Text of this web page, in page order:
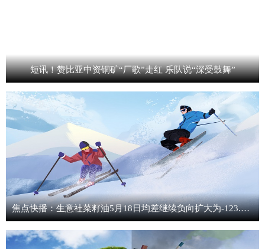
短讯！赞比亚中资铜矿“厂歌”走红 乐队说“深受鼓舞”
焦点快播：生意社菜籽油5月18日均差继续负向扩大为-123.70元/吨